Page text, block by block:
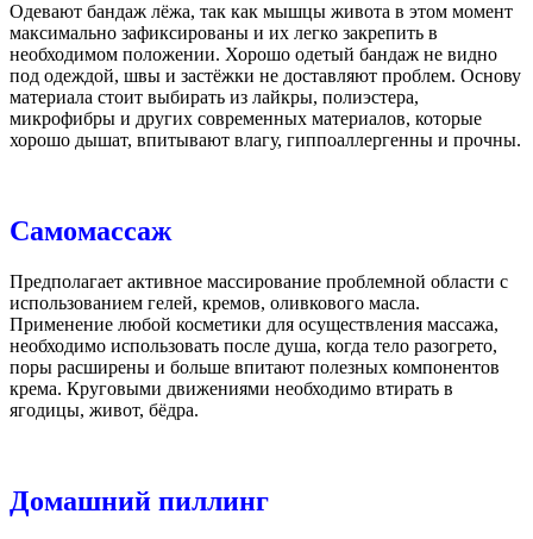
Одевают бандаж лёжа, так как мышцы живота в этом момент
максимально зафиксированы и их легко закрепить в
необходимом положении. Хорошо одетый бандаж не видно
под одеждой, швы и застёжки не доставляют проблем. Основу
материала стоит выбирать из лайкры, полиэстера,
микрофибры и других современных материалов, которые
хорошо дышат, впитывают влагу, гиппоаллергенны и прочны.
Самомассаж
Предполагает активное массирование проблемной области с
использованием гелей, кремов, оливкового масла.
Применение любой косметики для осуществления массажа,
необходимо использовать после душа, когда тело разогрето,
поры расширены и больше впитают полезных компонентов
крема. Круговыми движениями необходимо втирать в
ягодицы, живот, бёдра.
Домашний пиллинг